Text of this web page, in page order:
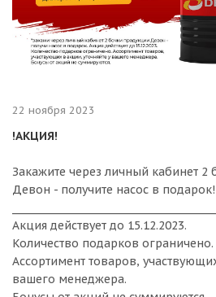
22 ноября 2023
!АКЦИЯ!
Закажите через личный кабинет 2
Девон - получите насос в подарок!
Акция действует до 15.12.2023.
Количество подарков ограничено.
Ассортимент товаров,
вашего менеджера.